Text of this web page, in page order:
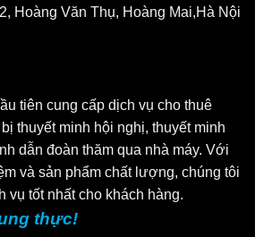
Hoàng Văn Thụ, Hoàng Mai,Hà Nội
tiên cung cấp dịch vụ cho thuê
thuyết minh hội nghị, thuyết minh
dẫn đoàn thăm qua nhà máy. Với
và sản phẩm chất lượng, chúng tôi
vụ tốt nhất cho khách hàng.
thực!